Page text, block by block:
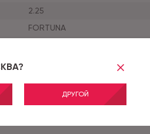
ДРУГОЙ
2.25
FORTUNA